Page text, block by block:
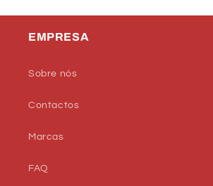
EMPRESA
Sobre nós
Contactos
Marcas
FAQ